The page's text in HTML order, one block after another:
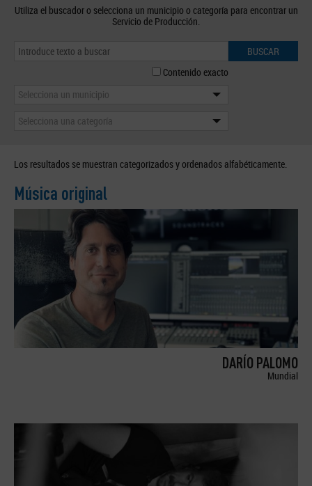
Utiliza el buscador o selecciona un municipio o categoría para encontrar un
Servicio de Producción.
BUSCAR
Contenido exacto
Selecciona un municipio
Selecciona una categoría
Los resultados se muestran categorizados y ordenados alfabéticamente.
Música original
DARÍO PALOMO
Mundial